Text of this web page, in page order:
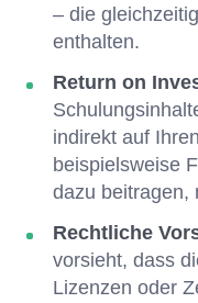
– die
enthalten.
Return on
indirekt auf
beispielsweise
dazu beitragen,
Rechtliche
vorsieht, dass
Lizenzen oder